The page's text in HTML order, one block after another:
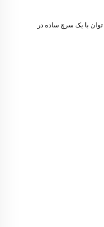
با یک سرچ ساده در